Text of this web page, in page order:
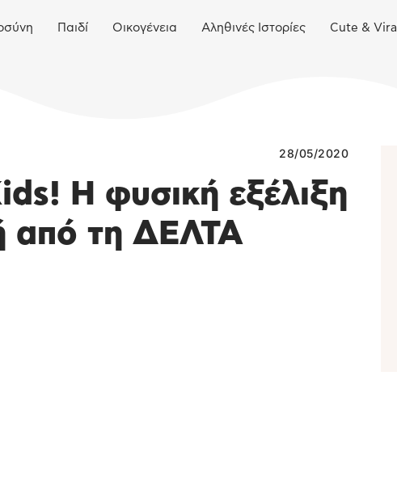
Παιδί Οικογένεια Αληθινές Ιστορίες Cute & Viral
28/05/2020
Η φυσική εξέλιξη
από τη ΔΕΛΤΑ